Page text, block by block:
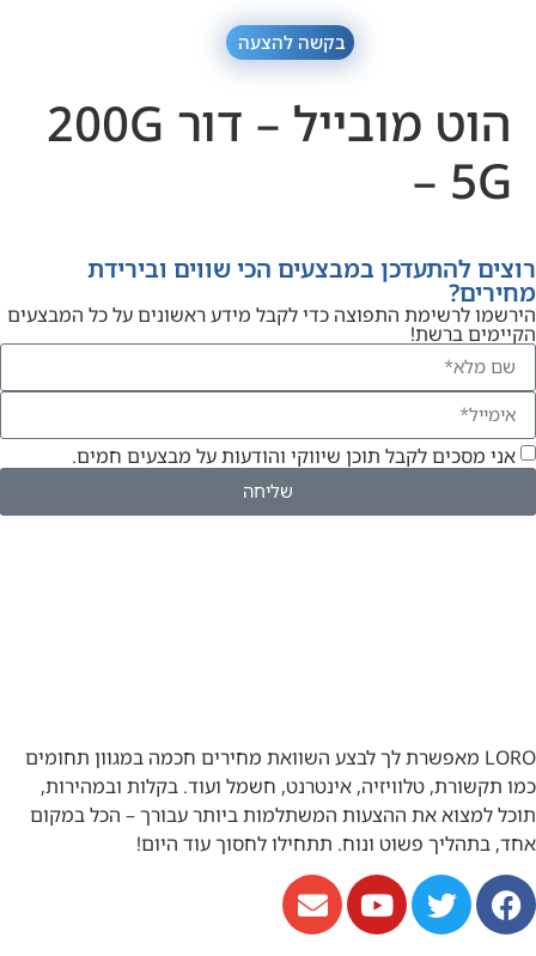
בקשה להצעה
הוט מובייל – דור 200G
– 5G
רוצים להתעדכן במבצעים הכי שווים ובירידת
מחירים?
הירשמו לרשימת התפוצה כדי לקבל מידע ראשונים על כל המבצעים
הקיימים ברשת!
אני מסכים לקבל תוכן שיווקי והודעות על מבצעים חמים.
שליחה
LORO מאפשרת לך לבצע השוואת מחירים חכמה במגוון תחומים
כמו תקשורת, טלוויזיה, אינטרנט, חשמל ועוד. בקלות ובמהירות,
תוכל למצוא את ההצעות המשתלמות ביותר עבורך – הכל במקום
אחד, בתהליך פשוט ונוח. תתחילו לחסוך עוד היום!